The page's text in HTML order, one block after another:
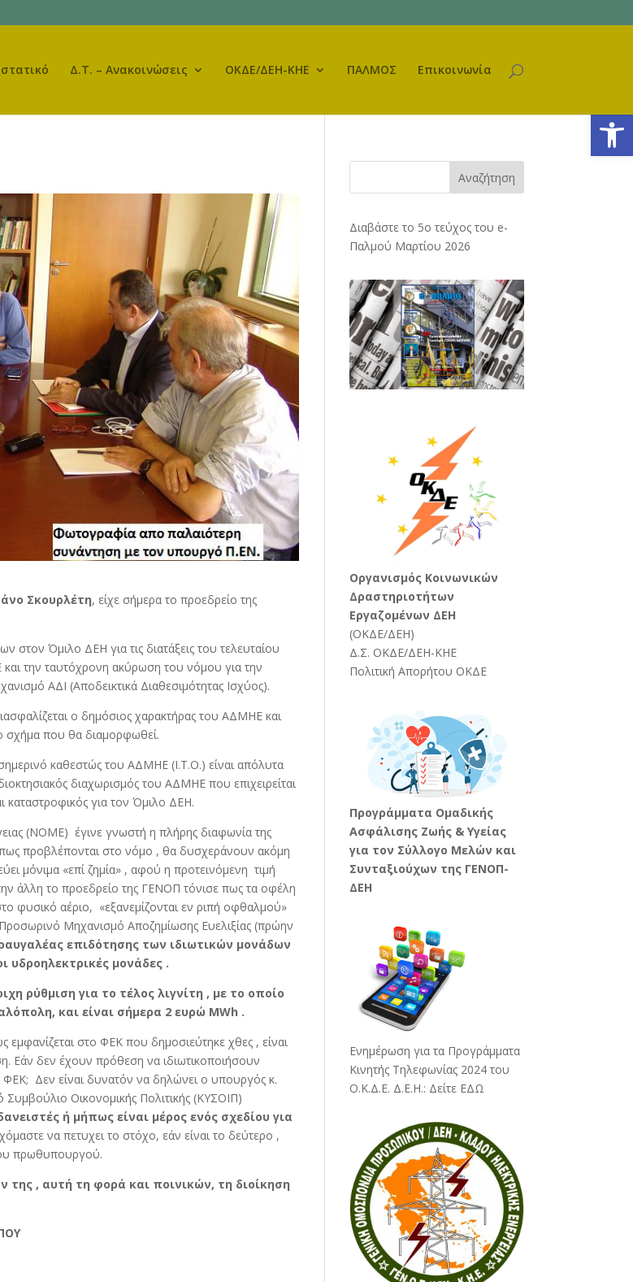
Δ.Τ. – Ανακοινώσεις ΟΚΔΕ/ΔΕΗ-ΚΗΕ ΠΑΛΜΟΣ Επικοινωνία
Σκουρλέτη, είχε σήμερα το προεδρείο της
Όμιλο ΔΕΗ για τις διατάξεις του τελευταίου
την ταυτόχρονη ακύρωση του νόμου για την
ΑΔΙ (Αποδεικτικά Διαθεσιμότητας Ισχύος).
ο δημόσιος χαρακτήρας του ΑΔΜΗΕ και
σχήμα που θα διαμορφωθεί.
καθεστώς του ΑΔΜΗΕ (Ι.Τ.Ο.) είναι απόλυτα
διαχωρισμός του ΑΔΜΗΕ που επιχειρείται
καταστροφικός για τον Όμιλο ΔΕΗ.
(ΝΟΜΕ) έγινε γνωστή η πλήρης διαφωνία της
προβλέπονται στο νόμο , θα δυσχεράνουν ακόμη
μόνιμα «επί ζημία» , αφού η προτεινόμενη τιμή
άλλη το προεδρείο της ΓΕΝΟΠ τόνισε πως τα οφέλη
φυσικό αέριο, «εξανεμίζονται εν ριπή οφθαλμού»
Μηχανισμό Αποζημίωσης Ευελιξίας (πρώην
επιδότησης των ιδιωτικών μονάδων
υδροηλεκτρικές μονάδες .
ρύθμιση για το τέλος λιγνίτη , με το οποίο
και είναι σήμερα 2 ευρώ MWh .
εμφανίζεται στο ΦΕΚ που δημοσιεύτηκε χθες , είναι
Εάν δεν έχουν πρόθεση να ιδιωτικοποιήσουν
Δεν είναι δυνατόν να δηλώνει ο υπουργός κ.
Συμβούλιο Οικονομικής Πολιτικής (ΚΥΣΟΙΠ)
ή μήπως είναι μέρος ενός σχεδίου για
να πετυχει το στόχο, εάν είναι το δεύτερο ,
πρωθυπουργού.
της , αυτή τη φορά και ποινικών, τη διοίκηση
Αναζήτηση
Διαβάστε το 5ο τεύχος του e-
Παλμού Μαρτίου 2026
Oργανισμός Κοινωνικών
Δραστηριοτήτων
Εργαζομένων ΔΕΗ
(ΟΚΔΕ/ΔΕΗ)
Δ.Σ. ΟΚΔΕ/ΔΕΗ-ΚΗΕ
Πολιτική Απορήτου ΟΚΔΕ
Προγράμματα Ομαδικής
Ασφάλισης Ζωής & Υγείας
για τον Σύλλογο Μελών και
Συνταξιούχων της ΓΕΝΟΠ-
ΔΕΗ
Ενημέρωση για τα Προγράμματα
Κινητής Τηλεφωνίας 2024 του
Ο.Κ.Δ.Ε. Δ.Ε.Η.: Δείτε ΕΔΩ